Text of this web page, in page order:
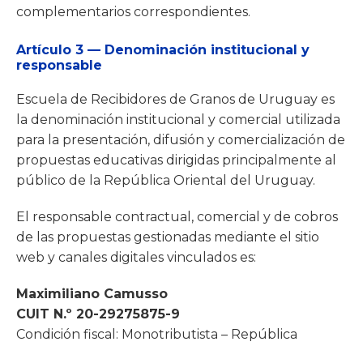
complementarios correspondientes.
Artículo 3 — Denominación institucional y
responsable
Escuela de Recibidores de Granos de Uruguay es
la denominación institucional y comercial utilizada
para la presentación, difusión y comercialización de
propuestas educativas dirigidas principalmente al
público de la República Oriental del Uruguay.
El responsable contractual, comercial y de cobros
de las propuestas gestionadas mediante el sitio
web y canales digitales vinculados es:
Maximiliano Camusso
CUIT N.º 20-29275875-9
Condición fiscal: Monotributista – República